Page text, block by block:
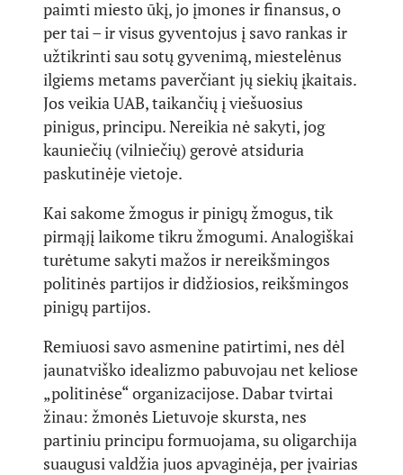
paimti miesto ūkį, jo įmones ir finansus, o
per tai – ir visus gyventojus į savo rankas ir
užtikrinti sau sotų gyvenimą, miestelėnus
ilgiems metams paverčiant jų siekių įkaitais.
Jos veikia UAB, taikančių į viešuosius
pinigus, principu. Nereikia nė sakyti, jog
kauniečių (vilniečių) gerovė atsiduria
paskutinėje vietoje.
Kai sakome žmogus ir pinigų žmogus, tik
pirmąjį laikome tikru žmogumi. Analogiškai
turėtume sakyti mažos ir nereikšmingos
politinės partijos ir didžiosios, reikšmingos
pinigų partijos.
Remiuosi savo asmenine patirtimi, nes dėl
jaunatviško idealizmo pabuvojau net keliose
„politinėse“ organizacijose. Dabar tvirtai
žinau: žmonės Lietuvoje skursta, nes
partiniu principu formuojama, su oligarchija
suaugusi valdžia juos apvaginėja, per įvairias